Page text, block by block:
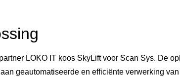
LOKO IT koos SkyLift voor Scan Sys. De
geautomatiseerde en efficiënte verwerking